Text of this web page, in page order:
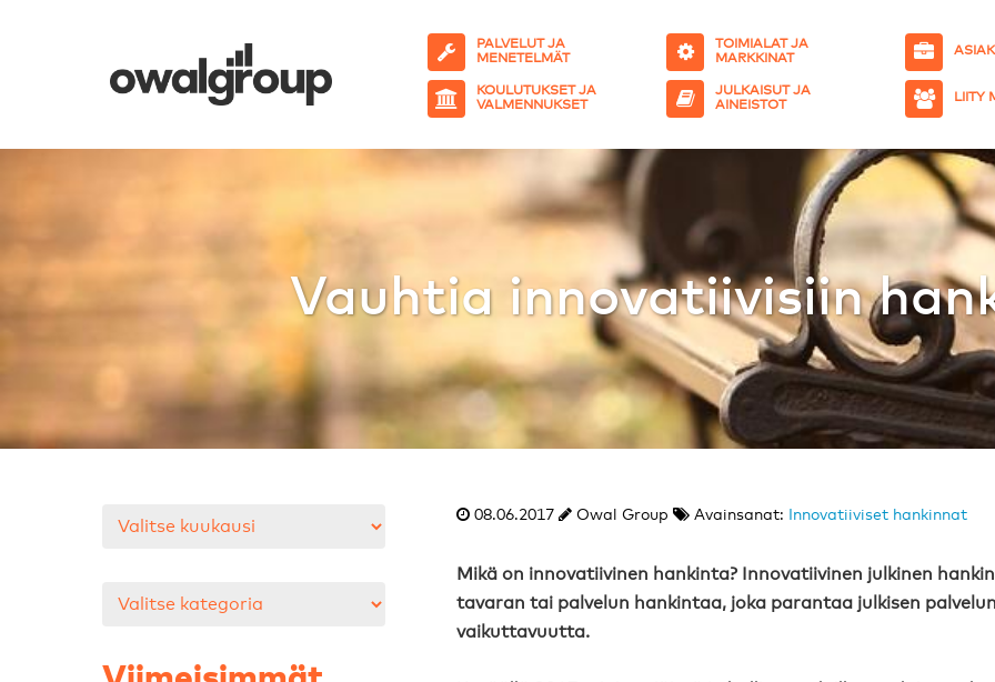
PALVELUT JA
MENETELMÄT
TOIMIALAT JA
MARKKINAT
KOULUTUKSET JA
VALMENNUKSET
JULKAISUT JA
AINEISTOT
LIITY
Vauhtia innovatiivisiin
08.06.2017 Owal Group Avainsanat: Innovatiiviset hankinnat
Mikä on innovatiivinen hankinta? Innovatiivinen julkinen
tavaran tai palvelun hankintaa, joka parantaa julkisen
vaikuttavuutta.